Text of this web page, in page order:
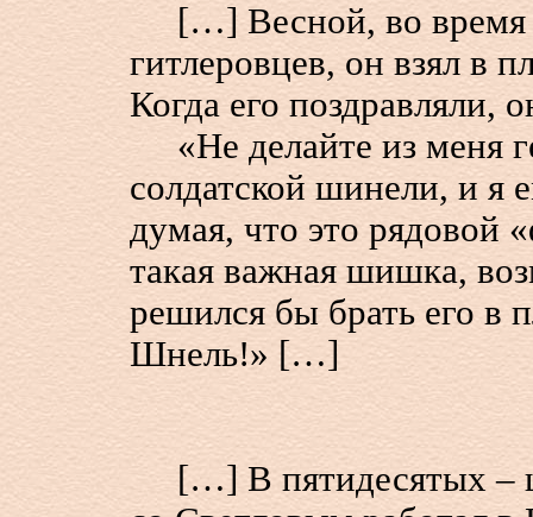
[…] Весной, во время
гитлеровцев, он взял в
Когда его поздравляли,
«Не делайте из меня
солдатской шинели, и я
думая, что это рядовой
такая важная шишка,
решился бы брать его в
Шнель!» […]
[…] В пятидесятых –